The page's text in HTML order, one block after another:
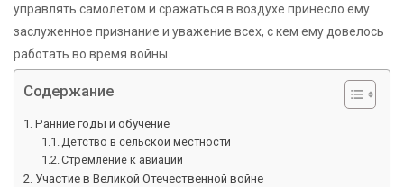
управлять самолетом и сражаться в воздухе принесло ему
заслуженное признание и уважение всех, с кем ему довелось
работать во время войны.
Содержание
Ранние годы и обучение
Детство в сельской местности
Стремление к авиации
Участие в Великой Отечественной войне